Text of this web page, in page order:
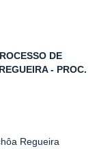
DE
- PROC.
Regueira